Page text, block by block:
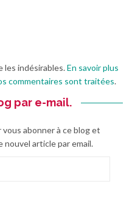
les indésirables.En savoir plus
commentaires sont traitées.
par e-mail.
abonner à ce blog et
article par email.